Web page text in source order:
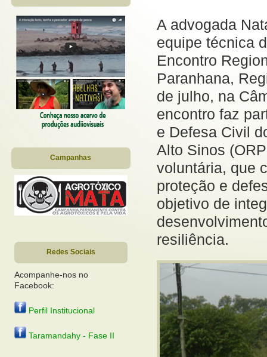
Campanhas
Redes Sociais
Acompanhe-nos no
Facebook:
Perfil Institucional
Taramandahy - Fase II
A advogada
equipe técnica
Encontro
Paranhana,
de julho, na
encontro faz
e Defesa Civil
Alto Sinos
voluntária, que
proteção e
objetivo de
resiliência.